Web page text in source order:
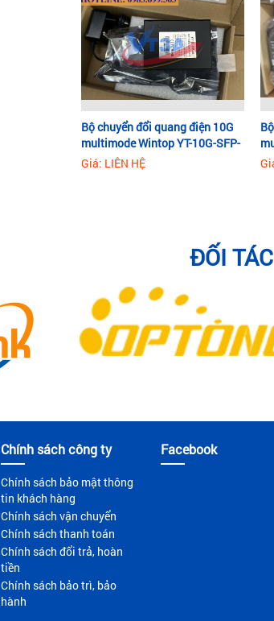
Bộ chuyển đổi quang điện 10G
multimode Wintop YT-10G-SFP-
AS
Giá: LIÊN HỆ
ĐỐI
Chính sách công ty
Chính sách bảo mật thông
tin khách hàng
Chính sách vận chuyển
Chính sách thanh toán
Chính sách đổi trả, hoàn
tiền
Chính sách bảo trì, bảo
hành
Facebook